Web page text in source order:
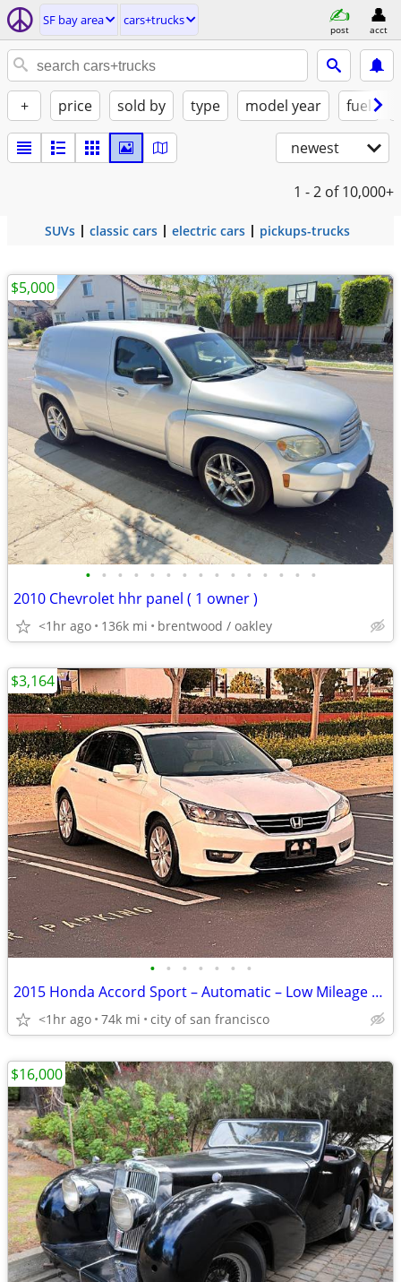
SF bay area cars+trucks
post acct
+ price sold by type model year fuel
newest
1 - 2 of 10,000+
SUVs classic cars electric cars pickups-trucks
• • • • • • • • • • • • • • •
2010 Chevrolet hhr panel ( 1 owner )
<1hr ago 136k mi brentwood / oakley
$5,000
• • • • • • •
2015 Honda Accord Sport – Automatic – Low Mileage – 3.5L 6-Cylinder
<1hr ago 74k mi city of san francisco
$3,164
$16,000